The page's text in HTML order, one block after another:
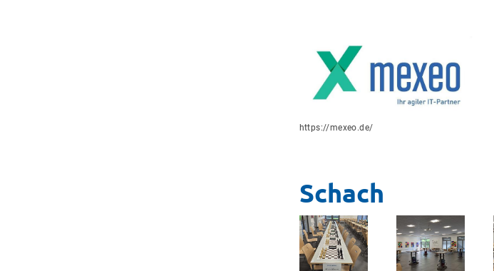
https://mexeo.de/
Schach